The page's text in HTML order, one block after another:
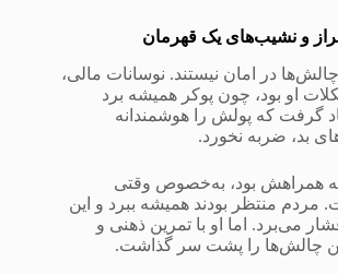
و نشیب‌های یک قهرمان
در امان نیستند. نوسانات مالی،
او بود، چون پوکر همیشه برد
گرفت که پولش را هوشمندانه
بد، ضربه نخورد.
همراهش بود، به‌خصوص وقتی
مردم منتظر بودند همیشه ببرد و این
می‌برد. اما او با تمرین ذهنی و
چالش‌ها را پشت سر گذاشت.